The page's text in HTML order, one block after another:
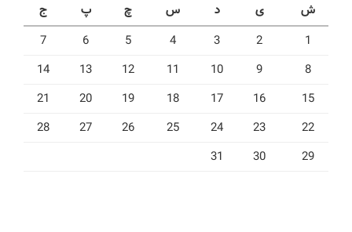
ش
ی د س چ پ
ج
1
2
3
4
5
6
7
8
9
10
11
12
13
14
15
16
17
18
19
20
21
22
23
24
25
26
27
28
29
30
31